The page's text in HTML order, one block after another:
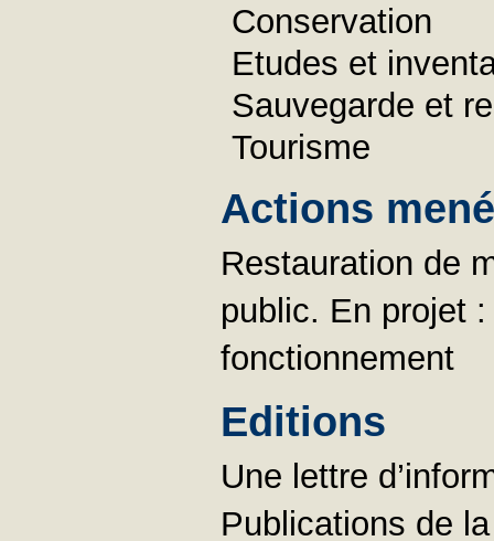
Conservation
Etudes et
Sauvegarde et
Tourisme
Actions
Restauration de
public. En projet
fonctionnement
Editions
Une lettre
Publications de